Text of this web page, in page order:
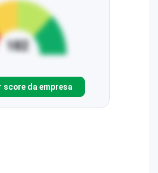
score da empresa